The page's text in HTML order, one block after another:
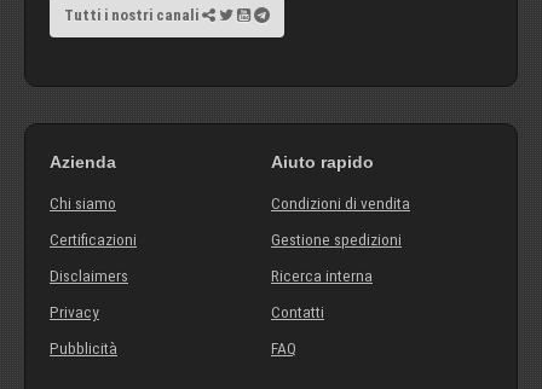
Tutti i nostri canali
Azienda
Chi siamo
Certificazioni
Disclaimers
Privacy
Pubblicità
Aiuto rapido
Condizioni di vendita
Gestione spedizioni
Ricerca interna
Contatti
FAQ